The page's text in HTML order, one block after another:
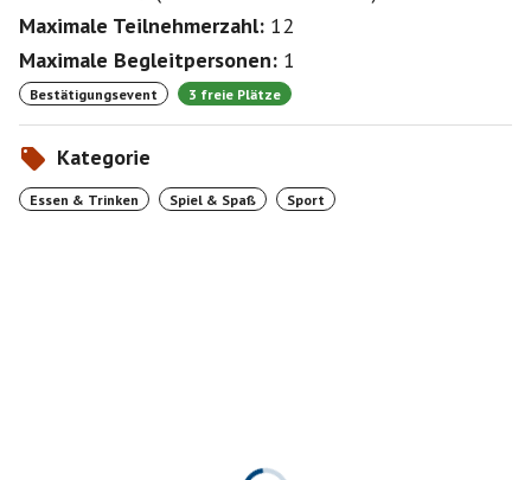
Maximale Teilnehmerzahl: 12
Maximale Begleitpersonen: 1
Bestätigungsevent 3 freie Plätze
Kategorie
Essen & Trinken Spiel & Spaß Sport